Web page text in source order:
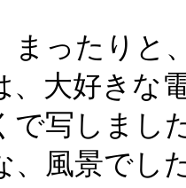
まったりと
、大好きな
で写しまし
、風景でし